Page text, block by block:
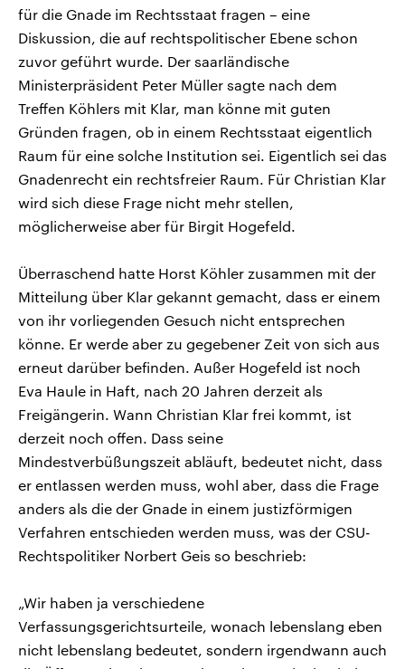
für die Gnade im Rechtsstaat fragen – eine
Diskussion, die auf rechtspolitischer Ebene schon
zuvor geführt wurde. Der saarländische
Ministerpräsident Peter Müller sagte nach dem
Treffen Köhlers mit Klar, man könne mit guten
Gründen fragen, ob in einem Rechtsstaat eigentlich
Raum für eine solche Institution sei. Eigentlich sei das
Gnadenrecht ein rechtsfreier Raum. Für Christian Klar
wird sich diese Frage nicht mehr stellen,
möglicherweise aber für Birgit Hogefeld.
Überraschend hatte Horst Köhler zusammen mit der
Mitteilung über Klar gekannt gemacht, dass er einem
von ihr vorliegenden Gesuch nicht entsprechen
könne. Er werde aber zu gegebener Zeit von sich aus
erneut darüber befinden. Außer Hogefeld ist noch
Eva Haule in Haft, nach 20 Jahren derzeit als
Freigängerin. Wann Christian Klar frei kommt, ist
derzeit noch offen. Dass seine
Mindestverbüßungszeit abläuft, bedeutet nicht, dass
er entlassen werden muss, wohl aber, dass die Frage
anders als die der Gnade in einem justizförmigen
Verfahren entschieden werden muss, was der CSU-
Rechtspolitiker Norbert Geis so beschrieb:
„Wir haben ja verschiedene
Verfassungsgerichtsurteile, wonach lebenslang eben
nicht lebenslang bedeutet, sondern irgendwann auch